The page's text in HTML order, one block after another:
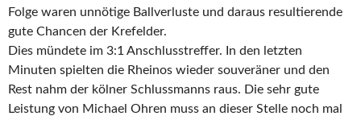
Folge waren unnötige Ballverluste und daraus resultierende
gute Chancen der Krefelder.
Dies mündete im 3:1 Anschlusstreffer. In den letzten
Minuten spielten die Rheinos wieder souveräner und den
Rest nahm der kölner Schlussmanns raus. Die sehr gute
Leistung von Michael Ohren muss an dieser Stelle noch mal